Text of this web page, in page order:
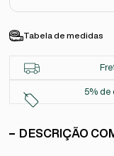
Tabela de medidas
5% de
DESCRIÇÃO